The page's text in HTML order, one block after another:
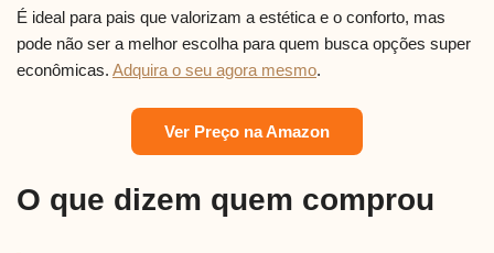
É ideal para pais que valorizam a estética e o conforto, mas
pode não ser a melhor escolha para quem busca opções super
econômicas. Adquira o seu agora mesmo.
Ver Preço na Amazon
O que dizem quem comprou